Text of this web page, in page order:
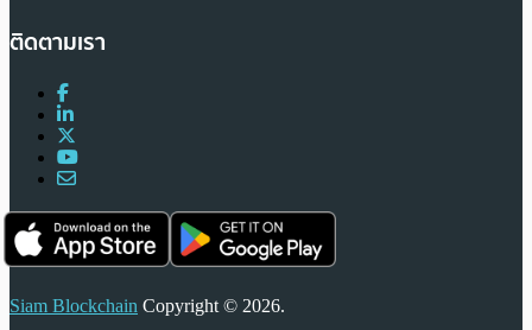
ติดตามเรา
Siam Blockchain Copyright © 2026.